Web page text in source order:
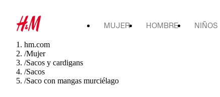
MUJER HOMBRE NIÑOS
hm.com
/Mujer
/Sacos y cardigans
/Sacos
/Saco con mangas murciélago